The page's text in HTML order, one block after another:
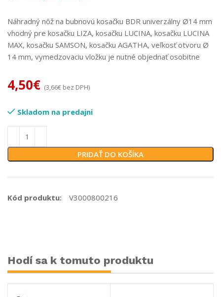
Náhradný nôž na bubnovú kosačku BDR univerzálny Ø14 mm
vhodný pre kosačku LIZA, kosačku LUCINA, kosačku LUCINA
MAX, kosačku SAMSON, kosačku AGATHA, veľkosť otvoru Ø
14 mm, vymedzovaciu vložku je nutné objednať osobitne
4,50€ (3,66€ bez DPH)
Skladom na predajni
PRIDAŤ DO KOŠÍKA
Kód produktu: V3000800216
Hodí sa k tomuto produktu